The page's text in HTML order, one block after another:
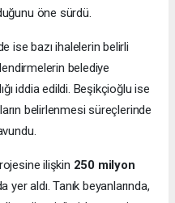
öne sürdü.
ise bazı ihalelerin belirli
belediye
iddia edildi. Beşikçioğlu ise
belirlenmesi süreçlerinde
ilişkin 250 milyon
yer aldı. Tanık beyanlarında,